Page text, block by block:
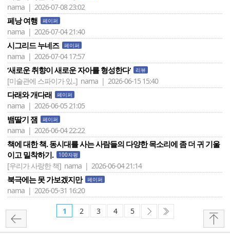
nama | 2026-07-08 23:02
페낭 여행 페이퍼
nama | 2026-07-04 21:40
시그리드 누네즈 페이퍼
nama | 2026-07-04 17:57
‘새로운 취향이 새로운 자아를 형성한다‘ 리뷰
[미술관에 스파이가 있..] nama | 2026-06-15 15:40
다래와 개다래 페이퍼
nama | 2026-06-05 21:05
뱀딸기 잼 페이퍼
nama | 2026-06-04 22:22
책에 대한 책. 동시대를 사는 사람들의 다양한 목소리에 좀 더 귀 기울
이고 밀착하기.
100자평
[우리가 사랑한 책] nama | 2026-06-04 21:14
북극에는 못 가보겠지만 페이퍼
nama | 2026-05-31 16:20
1 2 3 4 5